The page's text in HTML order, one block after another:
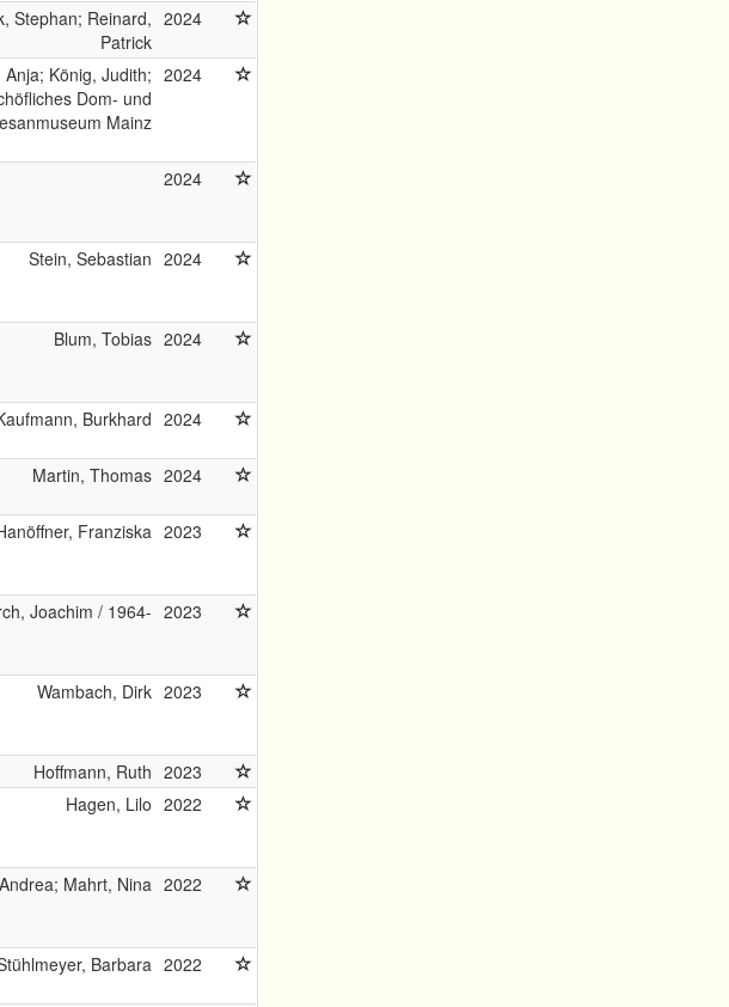
Stephan; Reinard,
Patrick
2024
Anja; König, Judith;
Dom- und
Mainz
2024
2024
Stein, Sebastian 2024
Blum, Tobias 2024
Burkhard 2024
Martin, Thomas 2024
Franziska 2023
Joachim / 1964- 2023
Wambach, Dirk 2023
Hoffmann, Ruth 2023
Hagen, Lilo 2022
Mahrt, Nina 2022
Barbara 2022